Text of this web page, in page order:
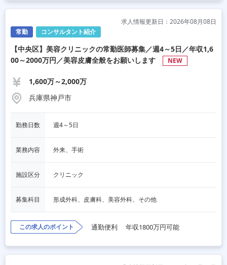
常勤 コンサルタント紹介
求人情報更新日：2026年08月08日
【中央区】美容クリニックの常勤医師募集／週4～5日／年収1,6
00～2000万円／美容皮膚全般をお願いします
NEW
1,600万～2,000万
兵庫県神戸市
勤務日数 週4～5日
業務内容 外来、手術
施設区分 クリニック
募集科目 形成外科、皮膚科、美容外科、その他
この求人のポイント 通勤便利 年収1800万円可能